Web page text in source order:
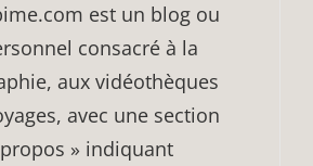
est un blog ou
consacré à la
aux vidéothèques
avec une section
» indiquant